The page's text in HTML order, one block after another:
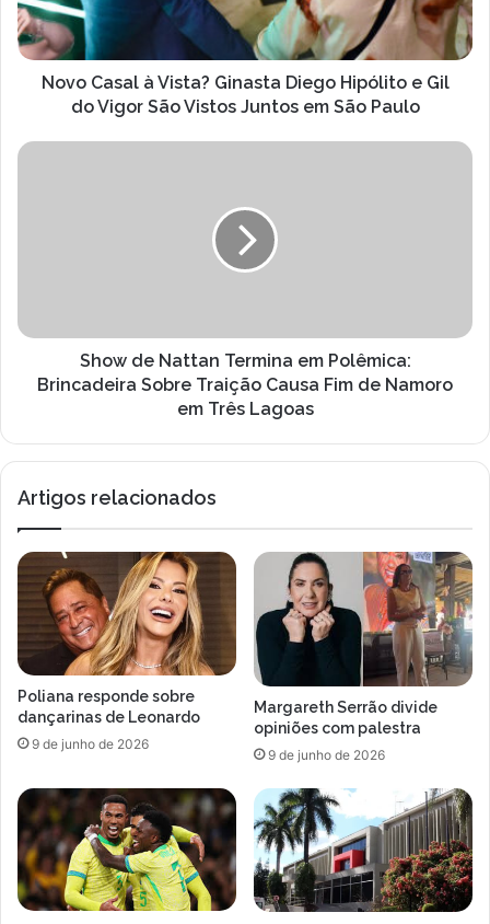
Hipólito
e
Gil
Vistos
Novo Casal à Vista? Ginasta Diego Hipólito e Gil
do Vigor São Vistos Juntos em São Paulo
Show
Traição
Fim
em
Lagoas
Show de Nattan Termina em Polêmica:
Brincadeira Sobre Traição Causa Fim de Namoro
em Três Lagoas
Artigos relacionados
Poliana responde sobre
dançarinas de Leonardo
9 de junho de 2026
Margareth Serrão divide
opiniões com palestra
9 de junho de 2026